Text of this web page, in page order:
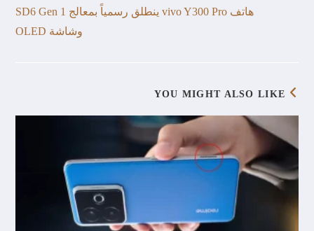
هاتف vivo Y300 Pro ينطلق رسمياً بمعالج SD6 Gen 1
وشاشة OLED
YOU MIGHT ALSO LIKE